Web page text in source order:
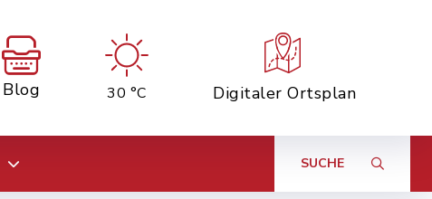
Blog 30 °C Digitaler Ortsplan
SUCHE